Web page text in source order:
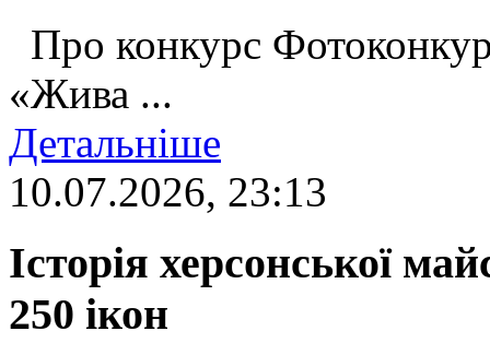
Про конкурс
«Жива ...
Детальніше
10.07.2026, 23:13
Історія херсонської
250 ікон